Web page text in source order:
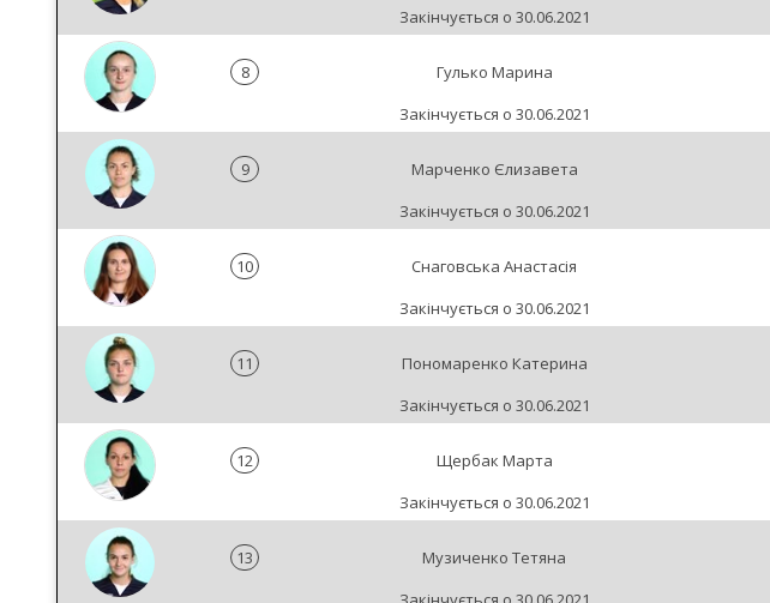
Закінчується о 30.06.2021
8
Гулько Марина
Закінчується о 30.06.2021
9
Марченко Єлизавета
Закінчується о 30.06.2021
10
Снаговська Анастасія
Закінчується о 30.06.2021
11
Пономаренко Катерина
Закінчується о 30.06.2021
12
Щербак Марта
Закінчується о 30.06.2021
13
Музиченко Тетяна